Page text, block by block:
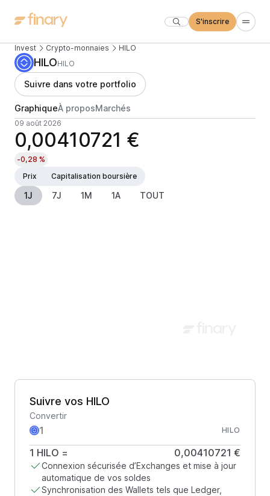
S'inscrire
Invest Crypto-monnaies HILO
HILOHILO
Suivre dans votre portfolio
GraphiqueÀ proposMarchés
09 août 2026
0,00410721 €
-0,28 %
Prix
Capitalisation boursière
1J 7J 1M 1A TOUT
Suivre vos HILO
Convertir
HILO
1 HILO = 0,00410721 €
Connexion sécurisée d’Exchanges et mise à jour
automatique de vos soldes
Synchronisation des Wallets tels que Ledger,